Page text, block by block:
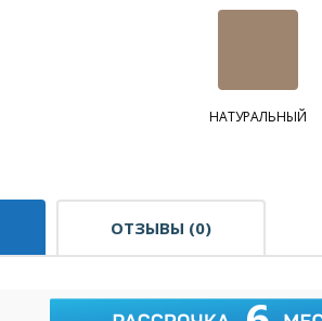
НАТУРАЛЬНЫЙ
ОТЗЫВЫ (0)